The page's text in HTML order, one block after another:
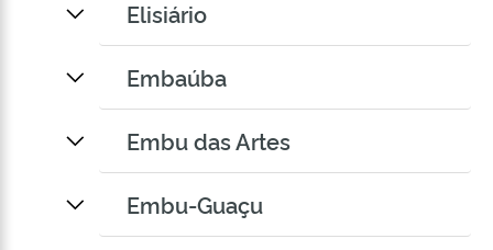
Elisiário
Embaúba
Embu das Artes
Embu-Guaçu